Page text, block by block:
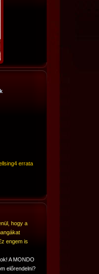
errata
hogy a
engem is
A MONDO
előrendelni?